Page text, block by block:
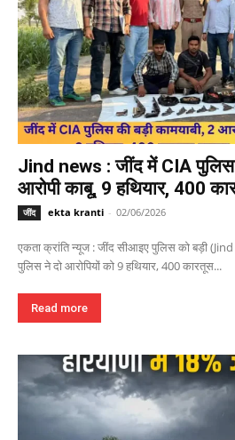
Jind news : जींद में CIA पुलिस
आरोपी काबू, 9 हथियार, 400
जींद ekta kranti - 02/06/2026
एकता क्रांति न्यूज : जींद सीआइए पुलिस को बड़ी
पुलिस ने दो आरोपियों को 9 हथियार, 400 कारतूस...
Read more